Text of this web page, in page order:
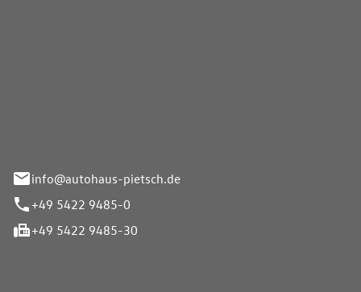
info@autohaus-pietsch.de
+49 5422 9485-0
+49 5422 9485-30